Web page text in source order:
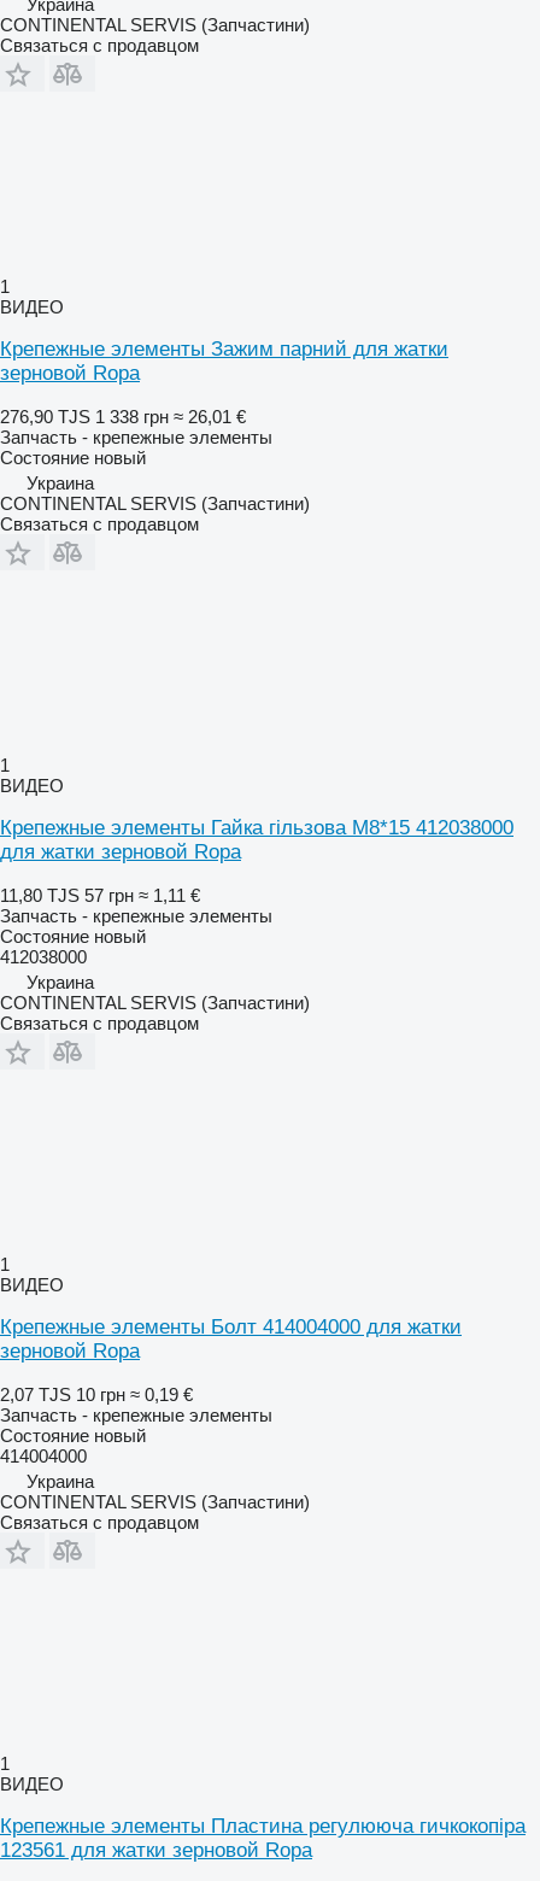
CONTINENTAL SERVIS (Запчастини)
Связаться с продавцом
1
ВИДЕО
Крепежные элементы Зажим парний для жатки
зерновой Ropa
276,90 TJS 1 338 грн ≈ 26,01 €
Запчасть - крепежные элементы
Состояние новый
Украина
CONTINENTAL SERVIS (Запчастини)
Связаться с продавцом
1
ВИДЕО
Крепежные элементы Гайка гільзова M8*15 412038000
для жатки зерновой Ropa
11,80 TJS 57 грн ≈ 1,11 €
Запчасть - крепежные элементы
Состояние новый
412038000
Украина
CONTINENTAL SERVIS (Запчастини)
Связаться с продавцом
1
ВИДЕО
Крепежные элементы Болт 414004000 для жатки
зерновой Ropa
2,07 TJS 10 грн ≈ 0,19 €
Запчасть - крепежные элементы
Состояние новый
414004000
Украина
CONTINENTAL SERVIS (Запчастини)
Связаться с продавцом
1
ВИДЕО
Крепежные элементы Пластина регулююча гичкокопіра
123561 для жатки зерновой Ropa